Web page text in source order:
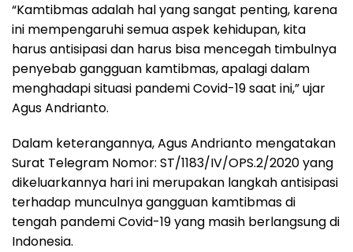
“Kamtibmas adalah hal yang sangat penting, karena
ini mempengaruhi semua aspek kehidupan, kita
harus antisipasi dan harus bisa mencegah timbulnya
penyebab gangguan kamtibmas, apalagi dalam
menghadapi situasi pandemi Covid-19 saat ini,” ujar
Agus Andrianto.
Dalam keterangannya, Agus Andrianto mengatakan
Surat Telegram Nomor: ST/1183/IV/OPS.2/2020 yang
dikeluarkannya hari ini merupakan langkah antisipasi
terhadap munculnya gangguan kamtibmas di
tengah pandemi Covid-19 yang masih berlangsung di
Indonesia.